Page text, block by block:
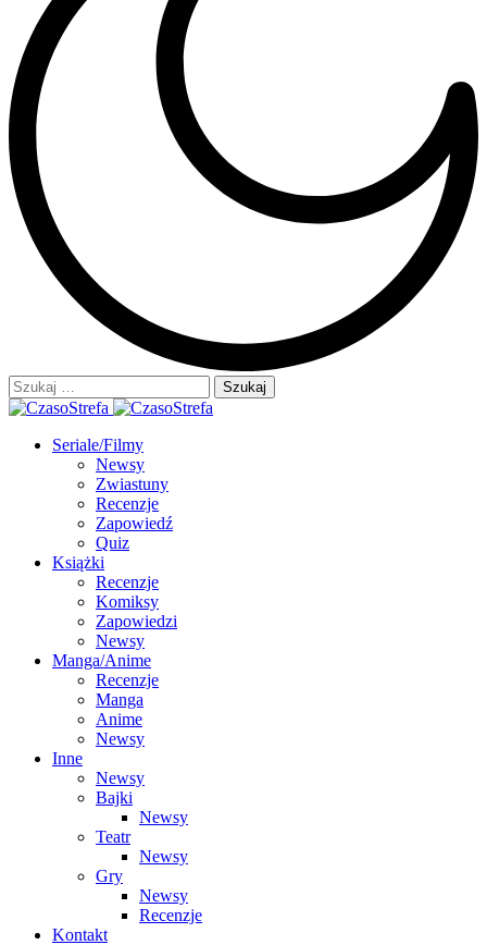
Szukaj:
Seriale/Filmy
Newsy
Zwiastuny
Recenzje
Zapowiedź
Quiz
Książki
Recenzje
Komiksy
Zapowiedzi
Newsy
Manga/Anime
Recenzje
Manga
Anime
Newsy
Inne
Newsy
Bajki
Newsy
Teatr
Newsy
Gry
Newsy
Recenzje
Kontakt